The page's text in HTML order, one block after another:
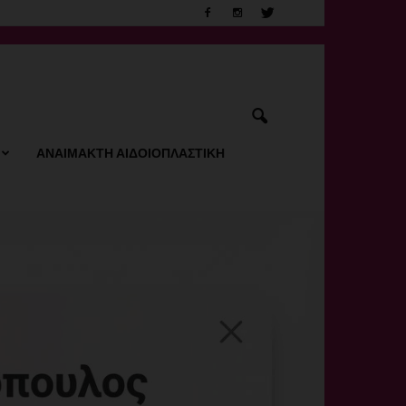
ΑΝΑΙΜΑΚΤΗ ΑΙΔΟΙΟΠΛΑΣΤΙΚΗ